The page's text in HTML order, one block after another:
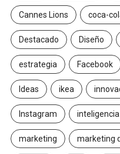
Cannes Lions coca-
Destacado Diseño
estrategia Facebook
Ideas ikea
Instagram
marketing marketing